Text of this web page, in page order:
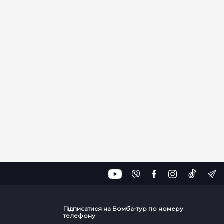
Підписатися на Бомба-тур по номеру
телефону